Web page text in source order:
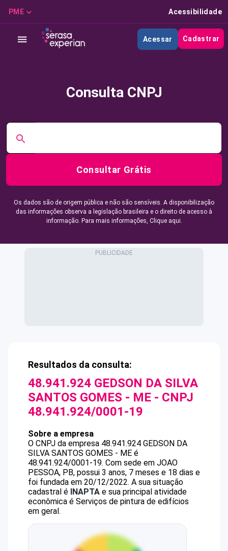
PME Acessibilidade
Acessar Cadastrar
Consulta CNPJ
Consultar Grátis
Os dados são de origem pública e não são sensíveis. A disponibilização
das informações observa a legislação brasileira e o direito de acesso à
informação. Para mais informações, Clique aqui.
Resultados da consulta:
48.941.924 GEDSON DA SILVA
SANTOS GOMES - ME - CNPJ
48.941.924/0001-19
Sobre a empresa
O CNPJ da empresa 48.941.924 GEDSON DA
SILVA SANTOS GOMES - ME é
48.941.924/0001-19. Com sede em JOAO
PESSOA, PB, possui 3 anos, 7 meses e 18 dias e
foi fundada em 20/12/2022. A sua situação
cadastral é INAPTA e sua principal atividade
econômica é Serviços de pintura de edifícios
em geral.